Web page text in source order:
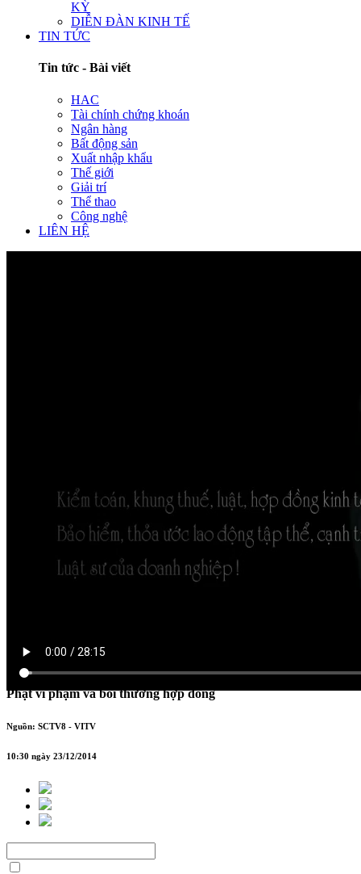
KỲ
DIỄN ĐÀN KINH TẾ
TIN TỨC
Tin tức - Bài viết
HAC
Tài chính chứng khoán
Ngân hàng
Bất động sản
Xuất nhập khẩu
Thế giới
Giải trí
Thể thao
Công nghệ
LIÊN HỆ
Phạt vi phạm và bồi thường hợp đồng
Nguồn: SCTV8 - VITV
10:30 ngày 23/12/2014